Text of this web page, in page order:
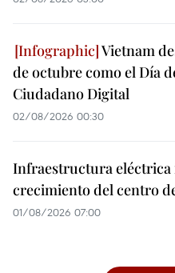
Vietnam
de octubre como el Día
Ciudadano Digital
02/08/2026 00:30
Infraestructura eléctrica
crecimiento del centro
01/08/2026 07:00